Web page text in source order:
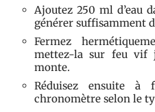
Ajoutez 250 ml d’eau
générer suffisamment
Fermez
mettez-la sur feu vif
monte.
Réduisez ensuite
chronomètre selon le